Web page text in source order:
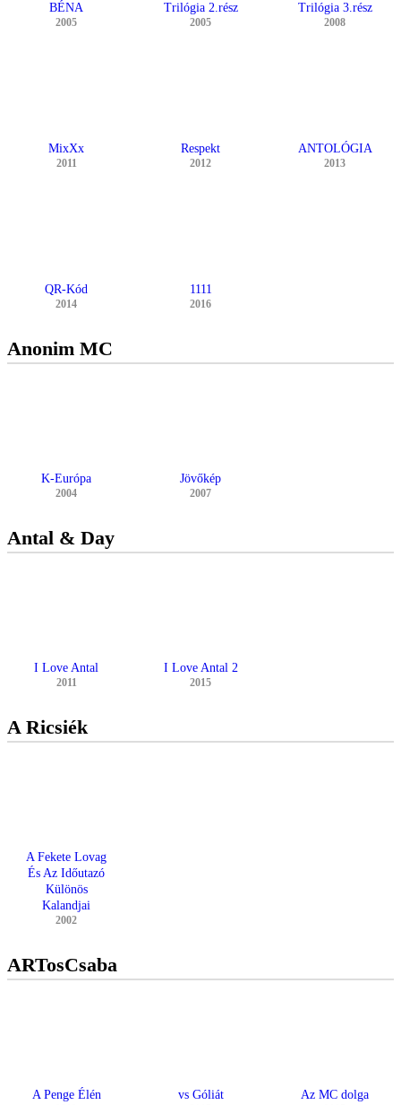
BÉNA
2005
Trilógia 2.rész
2005
Trilógia 3.rész
2008
MixXx
2011
Respekt
2012
ANTOLÓGIA
2013
QR-Kód
2014
1111
2016
Anonim MC
K-Európa
2004
Jövőkép
2007
Antal & Day
I Love Antal
2011
I Love Antal 2
2015
A Ricsiék
A Fekete Lovag
És Az Időutazó
Különös
Kalandjai
2002
ARTosCsaba
A Penge Élén vs Góliát Az MC dolga